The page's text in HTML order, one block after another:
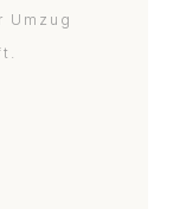
Umzug